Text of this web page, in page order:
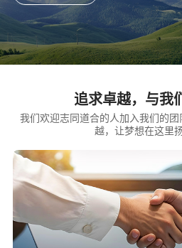
追求卓越，与我
我们欢迎志同道合的人加入我们的
越，让梦想在这里